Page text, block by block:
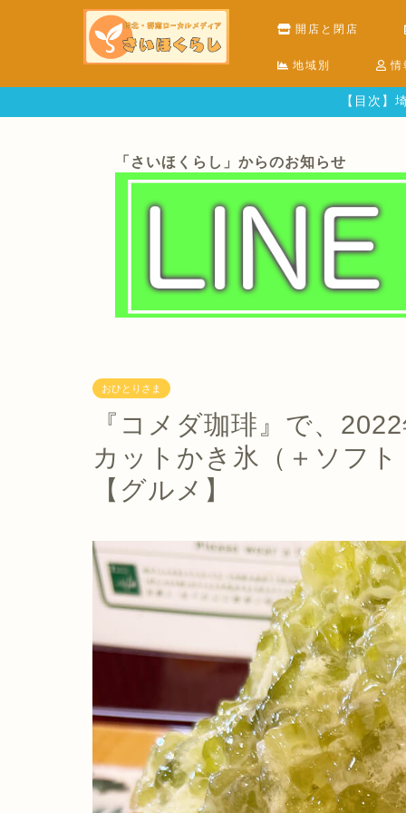
開店と閉店
地域別 情
【目次】
「さいほくらし」からのお知らせ
おひとりさま
『コメダ珈琲』で、
カットかき氷（＋ソフ
【グルメ】